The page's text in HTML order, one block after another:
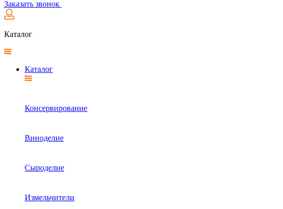
Заказать звонок
Каталог
Каталог
Консервирование
Виноделие
Сыроделие
Измельчители